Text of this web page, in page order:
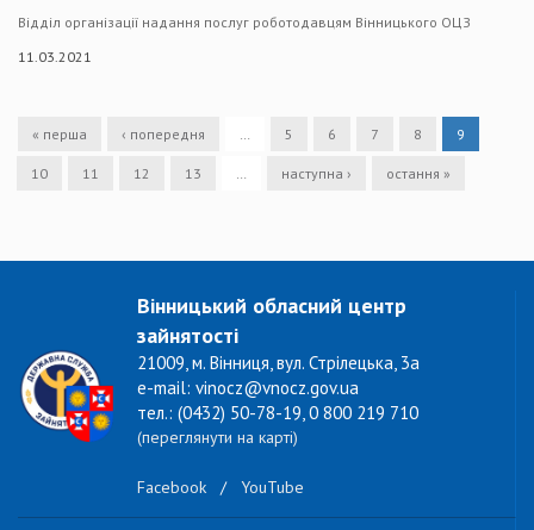
Відділ організації надання послуг роботодавцям Вінницького ОЦЗ
11.03.2021
« перша ‹ попередня … 5 6 7 8 9
10 11 12 13 … наступна › остання »
Вінницький обласний центр
зайнятості
21009, м. Вінниця, вул. Стрілецька, 3а
e-mail: vinocz@vnocz.gov.ua
тел.: (0432) 50-78-19, 0 800 219 710
(переглянути на карті)
Facebook / YouTube